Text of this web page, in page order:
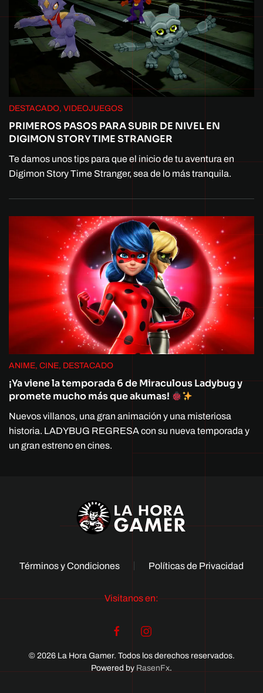
DESTACADO, VIDEOJUEGOS
PRIMEROS PASOS PARA SUBIR DE NIVEL EN
DIGIMON STORY TIME STRANGER
Te damos unos tips para que el inicio de tu aventura en
Digimon Story Time Stranger, sea de lo más tranquila.
ANIME, CINE, DESTACADO
¡Ya viene la temporada 6 de Miraculous Ladybug y
promete mucho más que akumas!
Nuevos villanos, una gran animación y una misteriosa
historia. LADYBUG REGRESA con su nueva temporada y
un gran estreno en cines.
Términos y Condiciones Políticas de Privacidad
Visitanos en:
© 2026 La Hora Gamer. Todos los derechos reservados.
Powered by RasenFx.